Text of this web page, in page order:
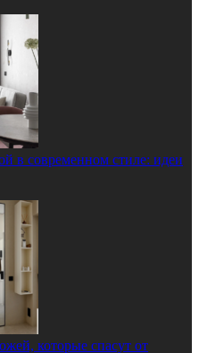
в современном стиле: идеи
которые спасут от